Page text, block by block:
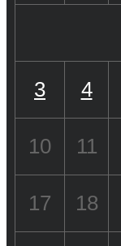
3 4
10 11
17 18